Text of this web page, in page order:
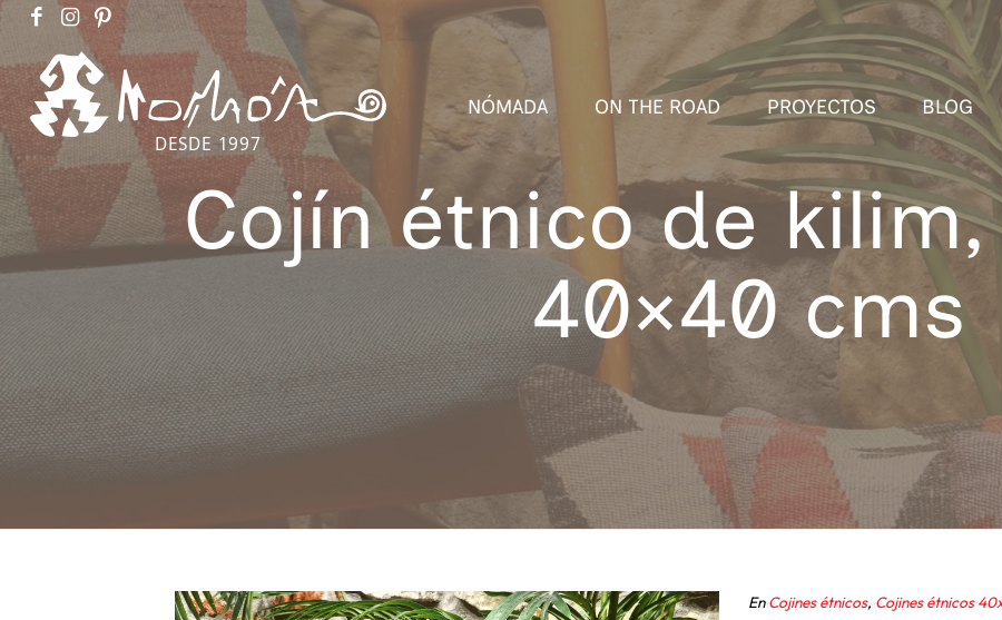
DESDE 1997
NÓMADA ON THE ROAD PROYECTOS BLOG
Cojín étnico de kilim,
40×40 cms
EnCojines étnicos, Cojines étnicos